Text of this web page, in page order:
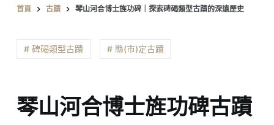
首頁 古蹟 琴山河合博士旌功碑｜探索碑碣類型古蹟的深遠歷史
# 碑碣類型古蹟 # 縣(市)定古蹟
琴山河合博士旌功碑古蹟